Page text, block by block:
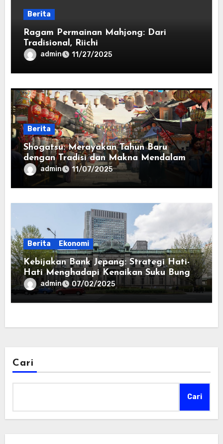
Berita
Ragam Permainan Mahjong: Dari
Tradisional, Riichi
admin 11/27/2025
Berita
Shogatsu: Merayakan Tahun Baru
dengan Tradisi dan Makna Mendalam di
Jepang
admin 11/07/2025
Berita Ekonomi
Kebijakan Bank Jepang: Strategi Hati-
Hati Menghadapi Kenaikan Suku Bunga
di Tengah Ketidakpastian Ekonomi
admin 07/02/2025
Cari
Cari